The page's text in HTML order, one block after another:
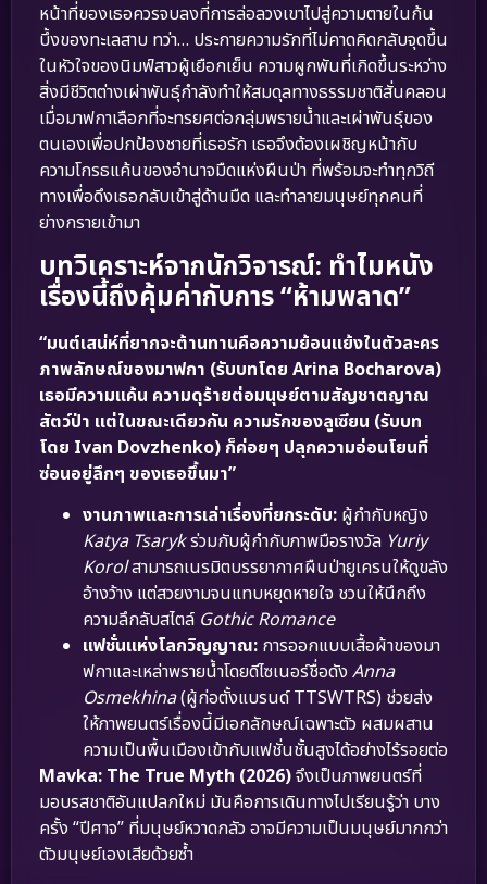
หน้าที่ของเธอควรจบลงที่การล่อลวงเขาไปสู่ความตายในก้น
บึ้งของทะเลสาบ ทว่า… ประกายความรักที่ไม่คาดคิดกลับจุดขึ้น
ในหัวใจของนิมฟ์สาวผู้เยือกเย็น ความผูกพันที่เกิดขึ้นระหว่าง
สิ่งมีชีวิตต่างเผ่าพันธุ์กำลังทำให้สมดุลทางธรรมชาติสั่นคลอน
เมื่อมาฟกาเลือกที่จะทรยศต่อกลุ่มพรายน้ำและเผ่าพันธุ์ของ
ตนเองเพื่อปกป้องชายที่เธอรัก เธอจึงต้องเผชิญหน้ากับ
ความโกรธแค้นของอำนาจมืดแห่งผืนป่า ที่พร้อมจะทำทุกวิถี
ทางเพื่อดึงเธอกลับเข้าสู่ด้านมืด และทำลายมนุษย์ทุกคนที่
ย่างกรายเข้ามา
บทวิเคราะห์จากนักวิจารณ์: ทำไมหนัง
เรื่องนี้ถึงคุ้มค่ากับการ “ห้ามพลาด”
“มนต์เสน่ห์ที่ยากจะต้านทานคือความย้อนแย้งในตัวละคร
ภาพลักษณ์ของมาฟกา (รับบทโดย Arina Bocharova)
เธอมีความแค้น ความดุร้ายต่อมนุษย์ตามสัญชาตญาณ
สัตว์ป่า แต่ในขณะเดียวกัน ความรักของลูเซียน (รับบท
โดย Ivan Dovzhenko) ก็ค่อยๆ ปลุกความอ่อนโยนที่
ซ่อนอยู่ลึกๆ ของเธอขึ้นมา”
งานภาพและการเล่าเรื่องที่ยกระดับ: ผู้กำกับหญิง
Katya Tsarykร่วมกับผู้กำกับภาพมือรางวัล Yuriy
Korolสามารถเนรมิตบรรยากาศผืนป่ายูเครนให้ดูขลัง
อ้างว้าง แต่สวยงามจนแทบหยุดหายใจ ชวนให้นึกถึง
ความลึกลับสไตล์ Gothic Romance
แฟชั่นแห่งโลกวิญญาณ: การออกแบบเสื้อผ้าของมา
ฟกาและเหล่าพรายน้ำโดยดีไซเนอร์ชื่อดัง Anna
Osmekhina(ผู้ก่อตั้งแบรนด์ TTSWTRS) ช่วยส่ง
ให้ภาพยนตร์เรื่องนี้มีเอกลักษณ์เฉพาะตัว ผสมผสาน
ความเป็นพื้นเมืองเข้ากับแฟชั่นชั้นสูงได้อย่างไร้รอยต่อ
Mavka: The True Myth (2026)จึงเป็นภาพยนตร์ที่
มอบรสชาติอันแปลกใหม่ มันคือการเดินทางไปเรียนรู้ว่า บาง
ครั้ง “ปีศาจ” ที่มนุษย์หวาดกลัว อาจมีความเป็นมนุษย์มากกว่า
ตัวมนุษย์เองเสียด้วยซ้ำ